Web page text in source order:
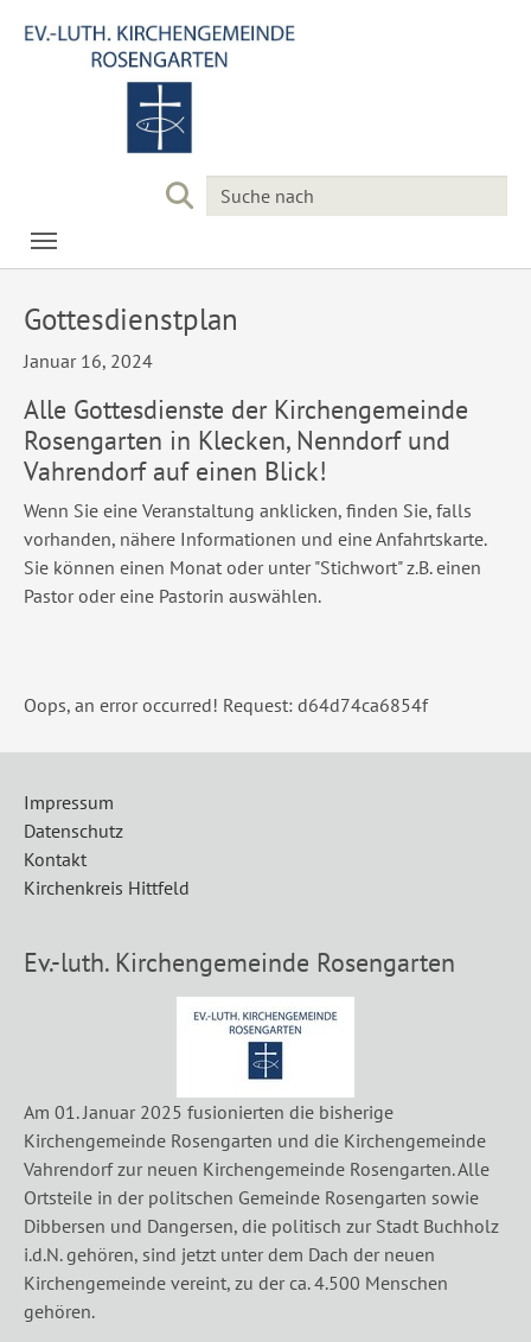
Gottesdienstplan
Januar 16, 2024
Alle Gottesdienste der Kirchengemeinde
Rosengarten in Klecken, Nenndorf und
Vahrendorf auf einen Blick!
Wenn Sie eine Veranstaltung anklicken, finden Sie, falls
vorhanden, nähere Informationen und eine Anfahrtskarte.
Sie können einen Monat oder unter "Stichwort" z.B. einen
Pastor oder eine Pastorin auswählen.
Oops, an error occurred! Request: d64d74ca6854f
Impressum
Datenschutz
Kontakt
Kirchenkreis Hittfeld
Ev.-luth. Kirchengemeinde Rosengarten
Am 01. Januar 2025 fusionierten die bisherige
Kirchengemeinde Rosengarten und die Kirchengemeinde
Vahrendorf zur neuen Kirchengemeinde Rosengarten. Alle
Ortsteile in der politschen Gemeinde Rosengarten sowie
Dibbersen und Dangersen, die politisch zur Stadt Buchholz
i.d.N. gehören, sind jetzt unter dem Dach der neuen
Kirchengemeinde vereint, zu der ca. 4.500 Menschen
gehören.